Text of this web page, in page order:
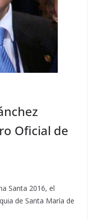
Oficial de
Santa 2016, el
de Santa María de